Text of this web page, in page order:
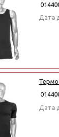
Дата
Дата